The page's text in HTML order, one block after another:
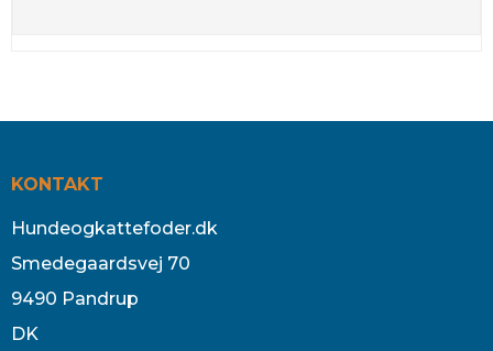
KONTAKT
Hundeogkattefoder.dk
Smedegaardsvej 70
9490 Pandrup
DK